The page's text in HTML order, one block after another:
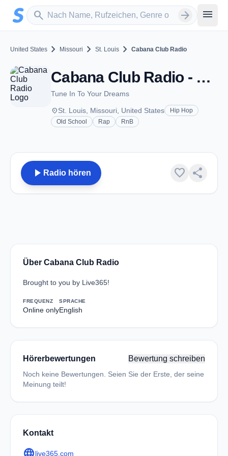
Zum Hauptinhalt springen
search
Sender suchen arrow_forward menu
United States chevron_right Missouri chevron_right St. Louis chevron_right Cabana Club Radio
Cabana Club Radio - St. Louis, MO
Tune In To Your Dreams
placeSt. Louis, Missouri, United States
Hip Hop
Old School
Rap RnB
play_arrow Radio hören favorite share
Über Cabana Club Radio
Brought to you by Live365!
FREQUENZ
Online only
SPRACHE
English
Hörerbewertungen Bewertung schreiben
Noch keine Bewertungen. Seien Sie der Erste, der seine
Meinung teilt!
Kontakt
live365.com